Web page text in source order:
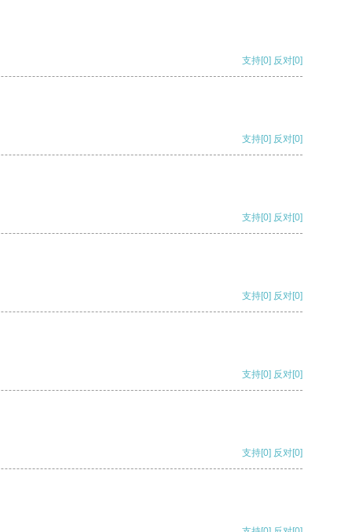
支持[0] 反对[0]
支持[0] 反对[0]
支持[0] 反对[0]
支持[0] 反对[0]
支持[0] 反对[0]
支持[0] 反对[0]